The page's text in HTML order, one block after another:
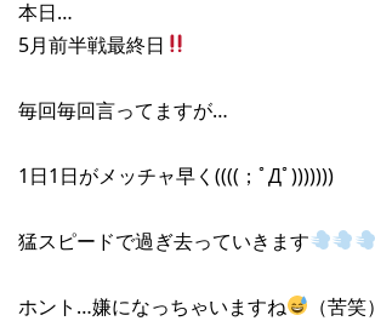
本日…
5月前半戦最終日
毎回毎回言ってますが…
1日1日がメッチャ早く((((；ﾟДﾟ)))))))
猛スピードで過ぎ去っていきます
ホント…嫌になっちゃいますね （苦笑）